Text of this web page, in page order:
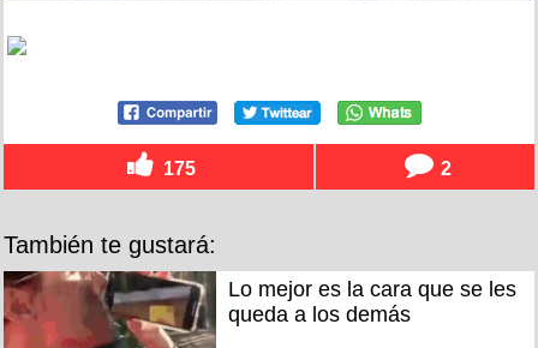
175 2
También te gustará:
Lo mejor es la cara que se les
queda a los demás